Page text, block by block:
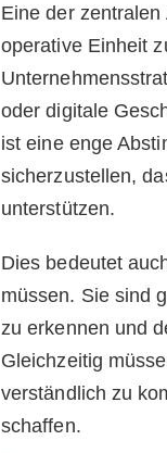
Eine der
operative Einheit
oder digitale
ist eine enge
sicherzustellen,
unterstützen.
Dies bedeutet
müssen. Sie sind
zu erkennen und
Gleichzeitig
verständlich zu
schaffen.